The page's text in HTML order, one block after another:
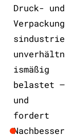
Druck- und
Verpackung
sindustrie
unverhältn
ismäßig
belastet –
und
fordert
Nachbesser